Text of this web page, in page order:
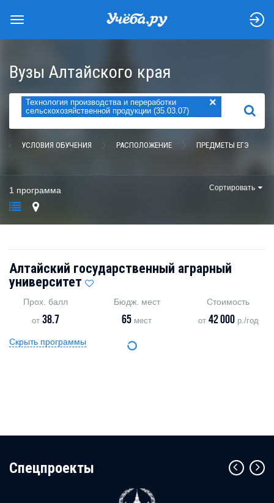
Вузы Алтайского края
Технология производства и переработки
сельскохозяйственной продукции (35.03.07)
×
НАЙТИ
УСЛОВИЯ ОБУЧЕНИЯ РАСПОЛОЖЕНИЕ ПРЕДМЕТЫ ЕГЭ
1 программа Сортировать
Алтайский государственный аграрный
университет
Прох. балл
от38.7
Бюдж. мест
65 мест
Стоимость
от 42 000р./год
Скрыть программы
Cпецпроекты